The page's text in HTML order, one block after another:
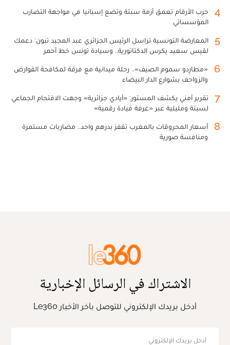
4
حرب الأرقام تعمق أزمة سبتة وتضع إسبانيا في مواجهة التضارب
المؤسساتي
5
المعارضة التونسية تراسل الرئيس الجزائري عبد المجيد تبون: دعمك
لقيس سعيد يكرس الدكتاتورية.. وسيادة تونس خط أحمر
6
«مطارِدو سموم الصيف».. رحلة ميدانية مع فرقة لمكافحة القوارض
والزواحف بشوارع الدار البيضاء
7
تقرير أمني يكشف المستور: «أيادي جزائرية» وجهت الاقتحام الجماعي
لسبتة ومليلية عبر «غرفة قيادة رقمية»
8
أسعار المحروقات بالمغرب تقفز بدرهم واحد.. مضاربات مستمرة
ومنافسة صورية
الاشتراك في الرسائل الإخبارية
أدخل بريدك الإلكتروني للتوصل بآخر الأخبار Le360